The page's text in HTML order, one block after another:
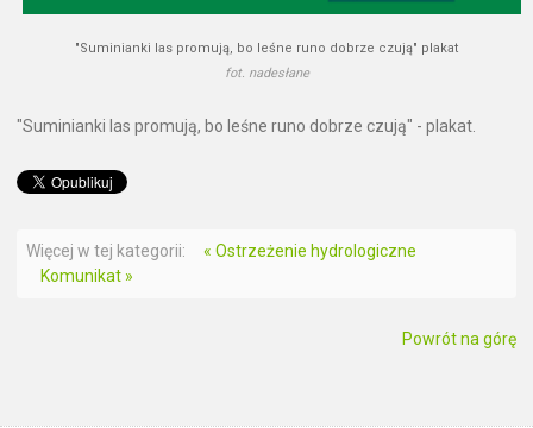
"Suminianki las promują, bo leśne runo dobrze czują" plakat
fot. nadesłane
"Suminianki las promują, bo leśne runo dobrze czują" - plakat.
Więcej w tej kategorii:
« Ostrzeżenie hydrologiczne
Komunikat »
Powrót na górę